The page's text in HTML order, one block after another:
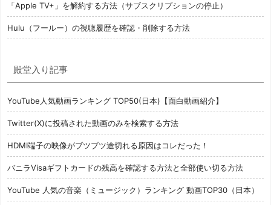
「Apple TV+」を解約する方法（サブスクリプションの停止）
Hulu（フールー）の視聴履歴を確認・削除する方法
殿堂入り記事
YouTube人気動画ランキング TOP50(日本)【面白動画紹介】
Twitter(X)に投稿された動画のみを検索する方法
HDMI端子の映像がブツブツ途切れる原因はコレだった！
バニラVisaギフトカードの残高を確認する方法と全部使い切る方法
YouTube 人気の音楽（ミュージック）ランキング 動画TOP30（日本）